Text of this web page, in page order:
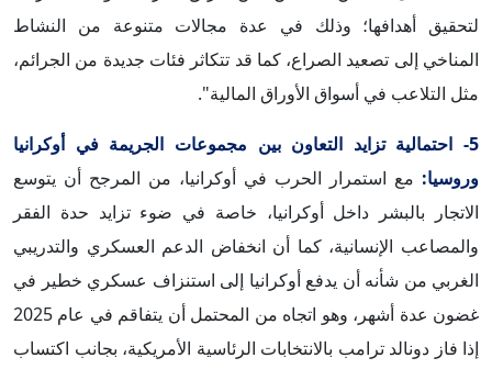
لتحقيق أهدافها؛ وذلك في عدة مجالات متنوعة من النشاط
المناخي إلى تصعيد الصراع، كما قد تتكاثر فئات جديدة من الجرائم،
مثل التلاعب في أسواق الأوراق المالية".
5- احتمالية تزايد التعاون بين مجموعات الجريمة في أوكرانيا
وروسيا: مع استمرار الحرب في أوكرانيا، من المرجح أن يتوسع
الاتجار بالبشر داخل أوكرانيا، خاصة في ضوء تزايد حدة الفقر
والمصاعب الإنسانية، كما أن انخفاض الدعم العسكري والتدريبي
الغربي من شأنه أن يدفع أوكرانيا إلى استنزاف عسكري خطير في
غضون عدة أشهر، وهو اتجاه من المحتمل أن يتفاقم في عام 2025
إذا فاز دونالد ترامب بالانتخابات الرئاسية الأمريكية، بجانب اكتساب